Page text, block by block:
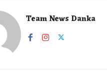
Team News Danka